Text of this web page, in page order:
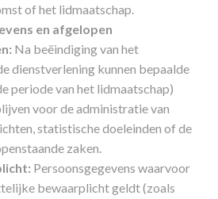
of het lidmaatschap.
en afgelopen
Na beëindiging van het
dienstverlening kunnen bepaalde
periode van het lidmaatschap)
voor de administratie van
statistische doeleinden of de
zaken.
Persoonsgegevens waarvoor
bewaarplicht geldt (zoals